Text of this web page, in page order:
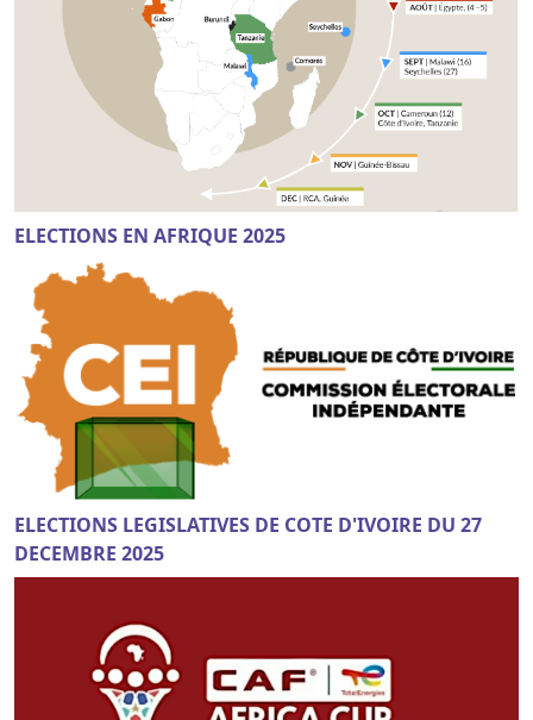
ELECTIONS EN AFRIQUE 2025
ELECTIONS LEGISLATIVES DE COTE D'IVOIRE DU 27
DECEMBRE 2025